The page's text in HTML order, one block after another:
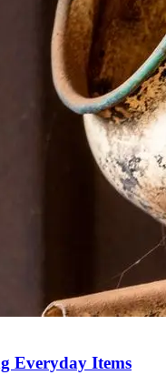
Everyday Items